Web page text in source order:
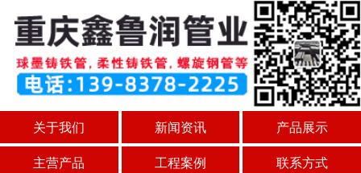
关于我们 新闻资讯
产品展示
主营产品
工程案例 联系方式